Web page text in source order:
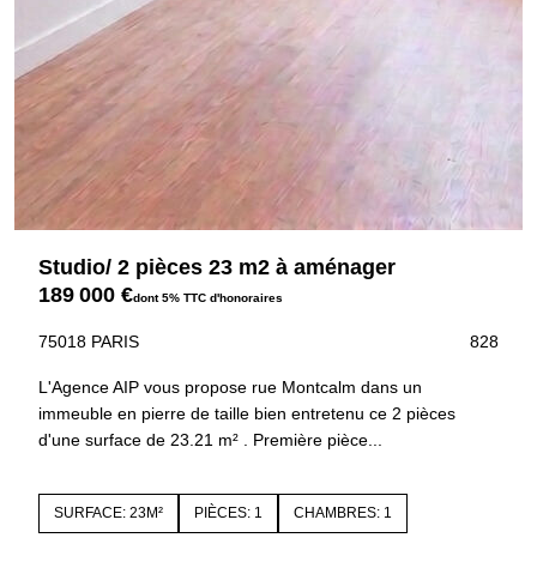
Studio/ 2 pièces 23 m2 à aménager
189 000 €dont 5% TTC d'honoraires
75018 PARIS 828
L'Agence AIP vous propose rue Montcalm dans un
immeuble en pierre de taille bien entretenu ce 2 pièces
d'une surface de 23.21 m² . Première pièce...
SURFACE: 23M² PIÈCES: 1 CHAMBRES: 1